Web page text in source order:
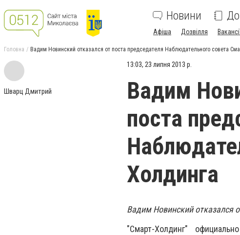
Новини
Афіша Дозвілля
Головна Вадим Новинский отказался от поста председателя Наблюдательного совета
Шварц Дмитрий
13:03, 23 липня 2013 р.
Вадим
поста
Холдинга
Вадим Новинский отказался
"Смарт-Холдинг"